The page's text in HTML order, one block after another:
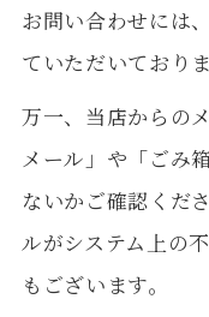
お問い合わせには
ていただいておりま
万一、当店からの
メール」や「ごみ
ないかご確認くだ
ルがシステム上の
もございます。